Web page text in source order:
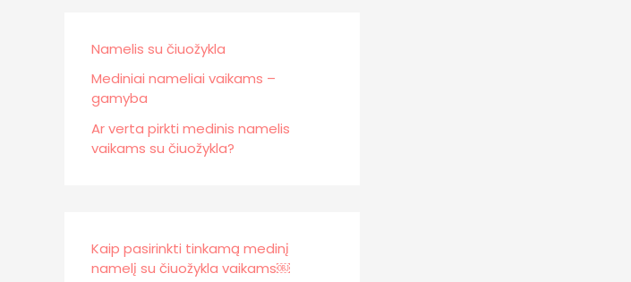
Namelis su čiuožykla
Mediniai nameliai vaikams –
gamyba
Ar verta pirkti medinis namelis
vaikams su čiuožykla?
Kaip pasirinkti tinkamą medinį
namelį su čiuožykla vaikams￼